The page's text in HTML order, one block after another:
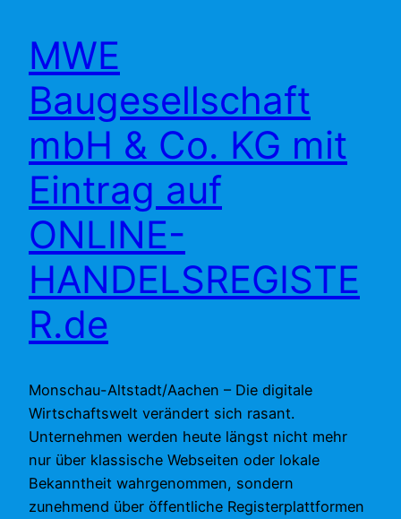
MWE
Baugesellschaft
mbH & Co. KG mit
Eintrag auf
ONLINE-
HANDELSREGISTE
R.de
Monschau-Altstadt/Aachen – Die digitale
Wirtschaftswelt verändert sich rasant.
Unternehmen werden heute längst nicht mehr
nur über klassische Webseiten oder lokale
Bekanntheit wahrgenommen, sondern
zunehmend über öffentliche Registerplattformen